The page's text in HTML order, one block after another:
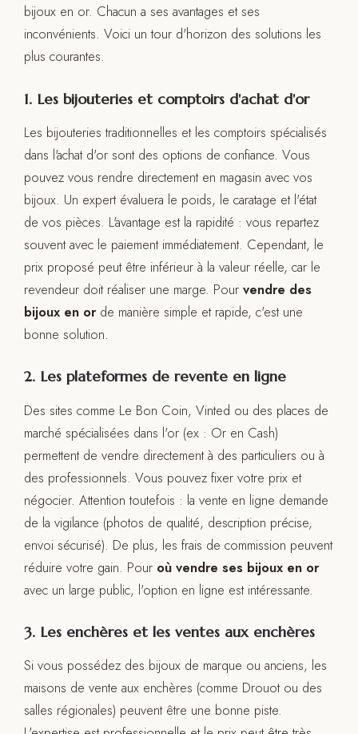
bijoux en or. Chacun a ses avantages et ses
inconvénients. Voici un tour d'horizon des solutions les
plus courantes.
1. Les bijouteries et comptoirs d'achat d'or
Les bijouteries traditionnelles et les comptoirs spécialisés
dans l'achat d'or sont des options de confiance. Vous
pouvez vous rendre directement en magasin avec vos
bijoux. Un expert évaluera le poids, le caratage et l'état
de vos pièces. L'avantage est la rapidité : vous repartez
souvent avec le paiement immédiatement. Cependant, le
prix proposé peut être inférieur à la valeur réelle, car le
revendeur doit réaliser une marge. Pour vendre des
bijoux en orde manière simple et rapide, c'est une
bonne solution.
2. Les plateformes de revente en ligne
Des sites comme Le Bon Coin, Vinted ou des places de
marché spécialisées dans l'or (ex : Or en Cash)
permettent de vendre directement à des particuliers ou à
des professionnels. Vous pouvez fixer votre prix et
négocier. Attention toutefois : la vente en ligne demande
de la vigilance (photos de qualité, description précise,
envoi sécurisé). De plus, les frais de commission peuvent
réduire votre gain. Pour où vendre ses bijoux en or
avec un large public, l'option en ligne est intéressante.
3. Les enchères et les ventes aux enchères
Si vous possédez des bijoux de marque ou anciens, les
maisons de vente aux enchères (comme Drouot ou des
salles régionales) peuvent être une bonne piste.